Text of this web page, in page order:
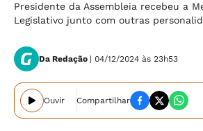
Presidente da Assembleia recebeu a
Legislativo junto com outras
Da Redação | 04/12/2024 às 23h53
Ouvir Compartilhar